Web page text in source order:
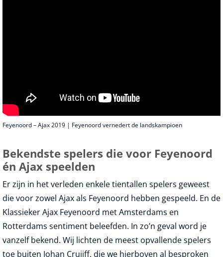
Feyenoord – Ajax 2019 | Feyenoord vernedert de landskampioen
Bekendste spelers die voor Feyenoord
én Ajax speelden
Er zijn in het verleden enkele tientallen spelers geweest
die voor zowel Ajax als Feyenoord hebben gespeeld. En de
Klassieker Ajax Feyenoord met Amsterdams en
Rotterdams sentiment beleefden. In zo’n geval word je
vanzelf bekend. Wij lichten de meest opvallende spelers
toe buiten Johan Cruijff, die we hierboven al besproken